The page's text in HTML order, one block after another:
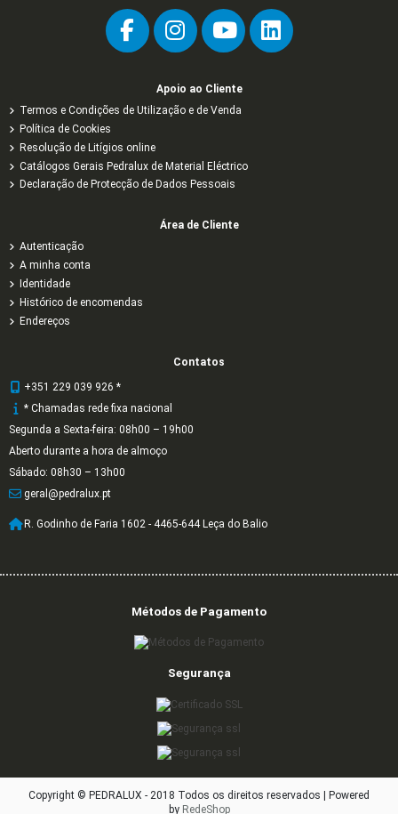
Apoio ao Cliente
Termos e Condições de Utilização e de Venda
Política de Cookies
Resolução de Litígios online
Catálogos Gerais Pedralux de Material Eléctrico
Declaração de Protecção de Dados Pessoais
Área de Cliente
Autenticação
A minha conta
Identidade
Histórico de encomendas
Endereços
Contatos
+351 229 039 926 *
* Chamadas rede fixa nacional
Segunda a Sexta-feira: 08h00 – 19h00
Aberto durante a hora de almoço
Sábado: 08h30 – 13h00
geral@pedralux.pt
R. Godinho de Faria 1602 - 4465-644 Leça do Balio
Métodos de Pagamento
Segurança
Copyright © PEDRALUX - 2018 Todos os direitos reservados | Powered
by RedeShop